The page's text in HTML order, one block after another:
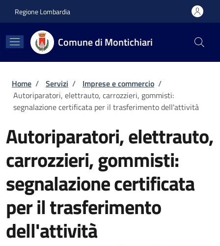
Regione Lombardia
Comune di Montichiari
Briciole di pane
Home / Servizi / Imprese e commercio /
Autoriparatori, elettrauto, carrozzieri, gommisti:
segnalazione certificata per il trasferimento dell'attività
Autoriparatori, elettrauto,
carrozzieri, gommisti:
segnalazione certificata
per il trasferimento
dell'attività